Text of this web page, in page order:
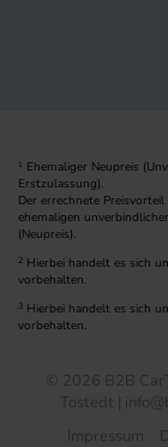
1
Ehemaliger Neupreis
Erstzulassung).
Der errechnete
ehemaligen
(Neupreis).
2 Hierbei handelt es sich
vorbehalten.
3 Hierbei handelt es sich
vorbehalten.
© 2026 B2B
Tostedt |
Impressum